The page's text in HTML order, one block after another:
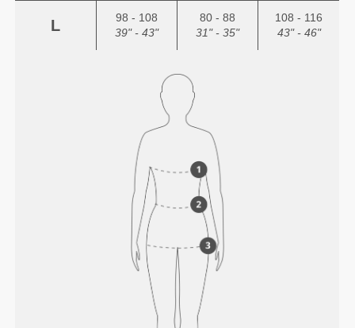
L
98 - 108
39" - 43"
80 - 88
31" - 35"
108 - 116
43" - 46"